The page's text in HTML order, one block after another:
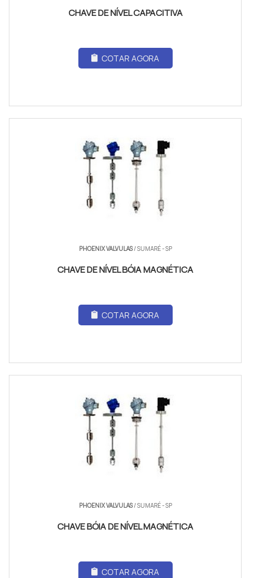
CHAVE DE NÍVEL CAPACITIVA
COTAR AGORA
PHOENIX VALVULAS/ SUMARÉ - SP
CHAVE DE NÍVEL BÓIA MAGNÉTICA
COTAR AGORA
PHOENIX VALVULAS/ SUMARÉ - SP
CHAVE BÓIA DE NÍVEL MAGNÉTICA
COTAR AGORA